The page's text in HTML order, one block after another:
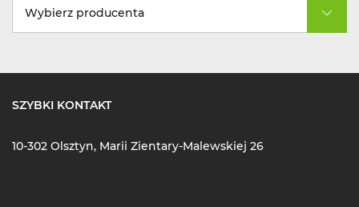
Wybierz producenta
SZYBKI KONTAKT
10-302 Olsztyn, Marii Zientary-Malewskiej 26